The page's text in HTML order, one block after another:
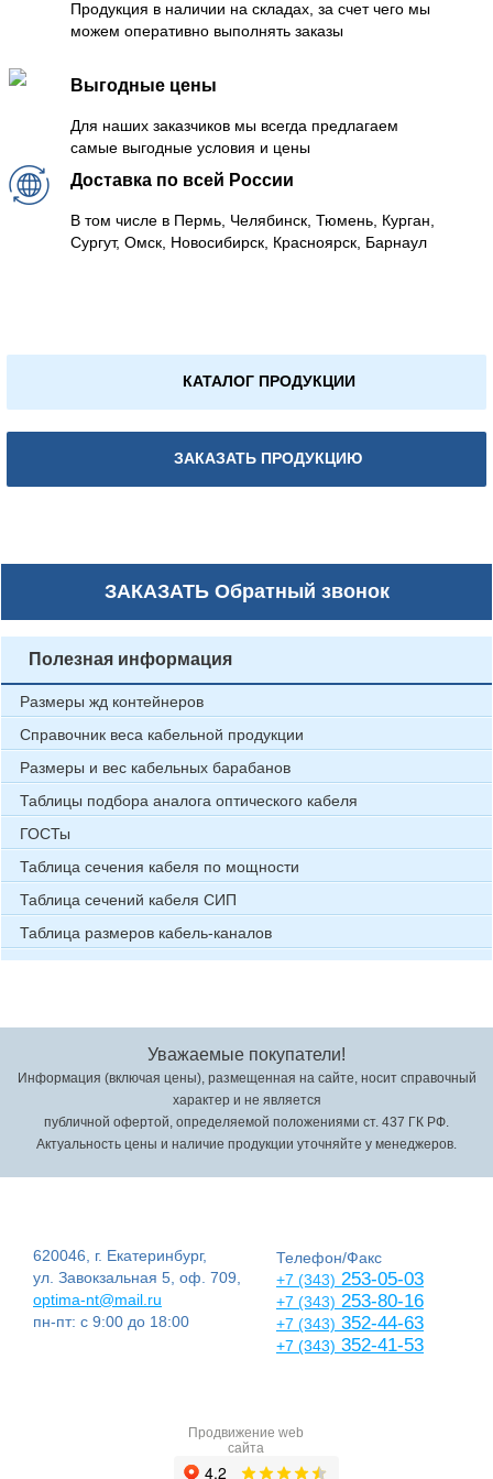
Продукция в наличии на складах, за счет чего мы
можем оперативно выполнять заказы
Выгодные цены
Для наших заказчиков мы всегда предлагаем
самые выгодные условия и цены
Доставка по всей России
В том числе в Пермь, Челябинск, Тюмень, Курган,
Сургут, Омск, Новосибирск, Красноярск, Барнаул
КАТАЛОГ ПРОДУКЦИИ
ЗАКАЗАТЬ ПРОДУКЦИЮ
ЗАКАЗАТЬОбратный звонок
Полезная информация
Размеры жд контейнеров
Справочник веса кабельной продукции
Размеры и вес кабельных барабанов
Таблицы подбора аналога оптического кабеля
ГОСТы
Таблица сечения кабеля по мощности
Таблица сечений кабеля СИП
Таблица размеров кабель-каналов
Уважаемые покупатели!
Информация (включая цены), размещенная на сайте, носит справочный
характер и не является
публичной офертой, определяемой положениями ст. 437 ГК РФ.
Актуальность цены и наличие продукции уточняйте у менеджеров.
620046, г. Екатеринбург,
ул. Завокзальная 5, оф. 709,
optima-nt@mail.ru
пн-пт: с 9:00 до 18:00
Телефон/Факс
+7 (343) 253-05-03
+7 (343) 253-80-16
+7 (343) 352-44-63
+7 (343) 352-41-53
Продвижение web
сайта